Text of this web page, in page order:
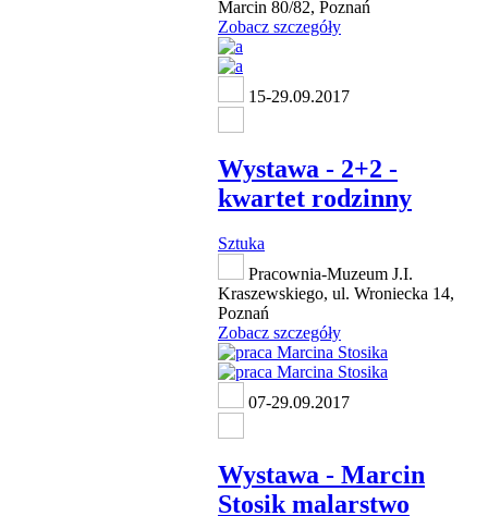
Marcin 80/82, Poznań
Zobacz szczegóły
15-29.09.2017
Wystawa - 2+2 -
kwartet rodzinny
Sztuka
Pracownia-Muzeum J.I.
Kraszewskiego, ul. Wroniecka 14,
Poznań
Zobacz szczegóły
07-29.09.2017
Wystawa - Marcin
Stosik malarstwo